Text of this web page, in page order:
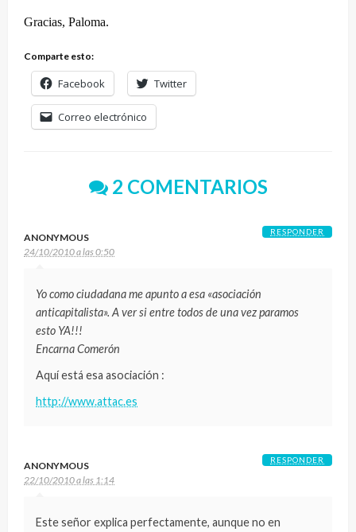
Gracias, Paloma.
Comparte esto:
Facebook Twitter
Correo electrónico
2 COMENTARIOS
ANONYMOUS
24/10/2010 a las 0:50
Yo como ciudadana me apunto a esa «asociación
anticapitalista». A ver si entre todos de una vez paramos
esto YA!!!
Encarna Comerón
Aquí está esa asociación :
http://www.attac.es
RESPONDER
ANONYMOUS
22/10/2010 a las 1:14
Este señor explica perfectamente, aunque no en
RESPONDER